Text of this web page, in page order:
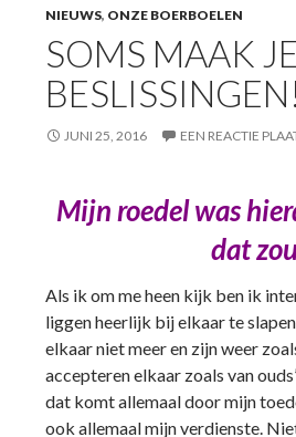
NIEUWS, ONZE BOERBOELEN
SOMS MAAK
BESLISSINGEN!
JUNI 25, 2016 EEN REACTIE
Mijn roedel was
dat
Als ik om me heen kijk ben ik
liggen heerlijk bij elkaar te
elkaar niet meer en zijn weer
accepteren elkaar zoals van
dat komt allemaal door mijn
ook allemaal mijn verdienste.